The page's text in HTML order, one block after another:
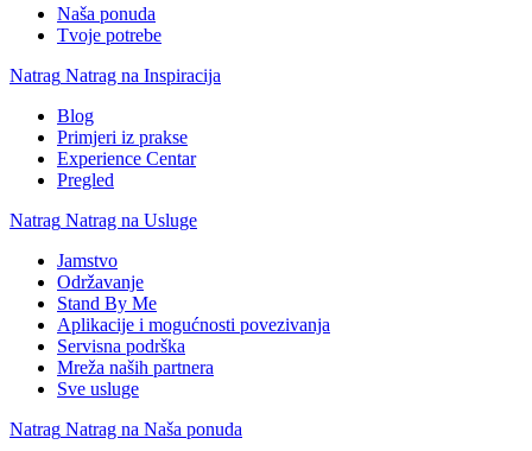
Naša ponuda
Tvoje potrebe
Natrag Natrag na Inspiracija
Blog
Primjeri iz prakse
Experience Centar
Pregled
Natrag Natrag na Usluge
Jamstvo
Održavanje
Stand By Me
Aplikacije i mogućnosti povezivanja
Servisna podrška
Mreža naših partnera
Sve usluge
Natrag Natrag na Naša ponuda